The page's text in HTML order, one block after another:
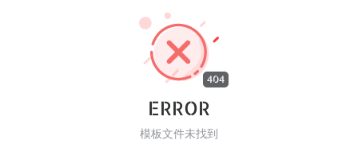
404
ERROR
模板文件未找到